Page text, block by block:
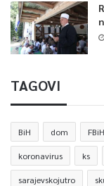
TAGOVI
BiH dom FBiH
koronavirus ks
sarajevskojutro